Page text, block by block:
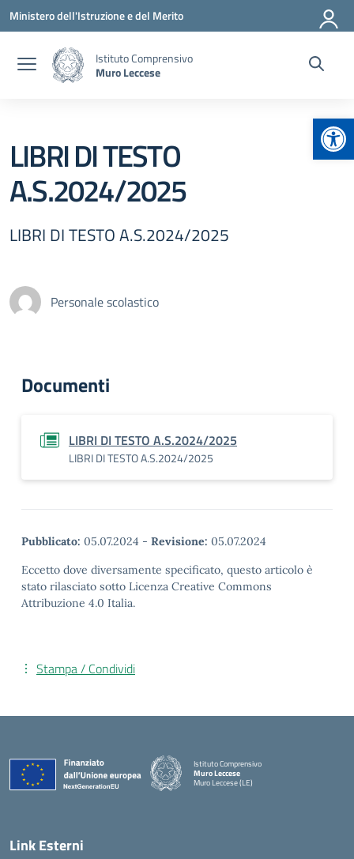
Vai ai contenuti
Vai al menu di navigazione
Vai al footer
Ministero dell'Istruzione e del Merito
Istituto Comprensivo
Muro Leccese
LIBRI DI TESTO
A.S.2024/2025
LIBRI DI TESTO A.S.2024/2025
Personale scolastico
Documenti
LIBRI DI TESTO A.S.2024/2025
LIBRI DI TESTO A.S.2024/2025
Pubblicato: 05.07.2024 - Revisione: 05.07.2024
Eccetto dove diversamente specificato, questo articolo è
stato rilasciato sotto Licenza Creative Commons
Attribuzione 4.0 Italia.
Stampa / Condividi
Istituto Comprensivo
Muro Leccese
Muro Leccese (LE)
Link Esterni